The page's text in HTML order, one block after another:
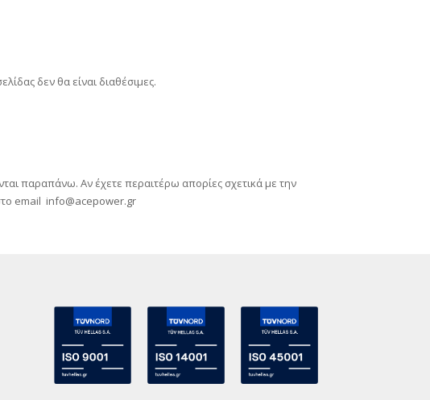
δεν θα είναι διαθέσιμες.
παραπάνω. Αν έχετε περαιτέρω απορίες σχετικά με την
email info@acepower.gr